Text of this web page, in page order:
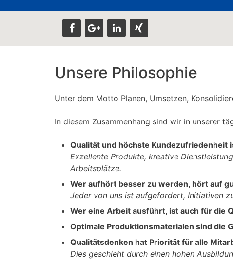
Unsere Philosophie
Unter dem Motto Planen, Umsetzen,
In diesem Zusammenhang sind wir in unserer
Qualität und höchste Kundezufriedenheit
Exzellente Produkte, kreative
Arbeitsplätze.
Wer aufhört besser zu werden, hört auf
Jeder von uns ist aufgefordert, Initiativen
Wer eine Arbeit ausführt, ist auch für die
Optimale Produktionsmaterialen sind die
Qualitätsdenken hat Priorität für alle
Dies geschieht durch einen hohen